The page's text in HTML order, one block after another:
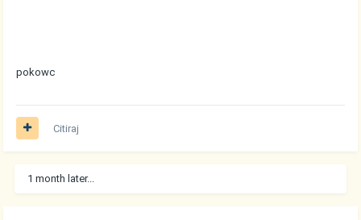
pokowc
Citiraj
1 month later...